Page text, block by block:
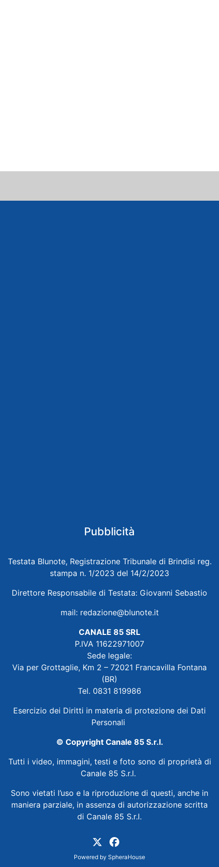
Pubblicità
Testata Blunote, Registrazione Tribunale di Brindisi reg.
stampa n. 1/2023 del 14/2/2023
Direttore Responsabile di Testata: Giovanni Sebastio
mail: redazione@blunote.it
CANALE 85 SRL
P.IVA 11622971007
Sede legale:
Via per Grottaglie, Km 2 – 72021 Francavilla Fontana
(BR)
Tel. 0831 819986
Esercizio dei Diritti in materia di protezione dei Dati
Personali
© Copyright Canale 85 S.r.l.
Tutti i video, immagini, testi e foto sono di proprietà di
Canale 85 S.r.l.
Sono vietati l’uso e la riproduzione di questi, anche in
maniera parziale, in assenza di autorizzazione scritta
di Canale 85 S.r.l.
Powered by SpheraHouse